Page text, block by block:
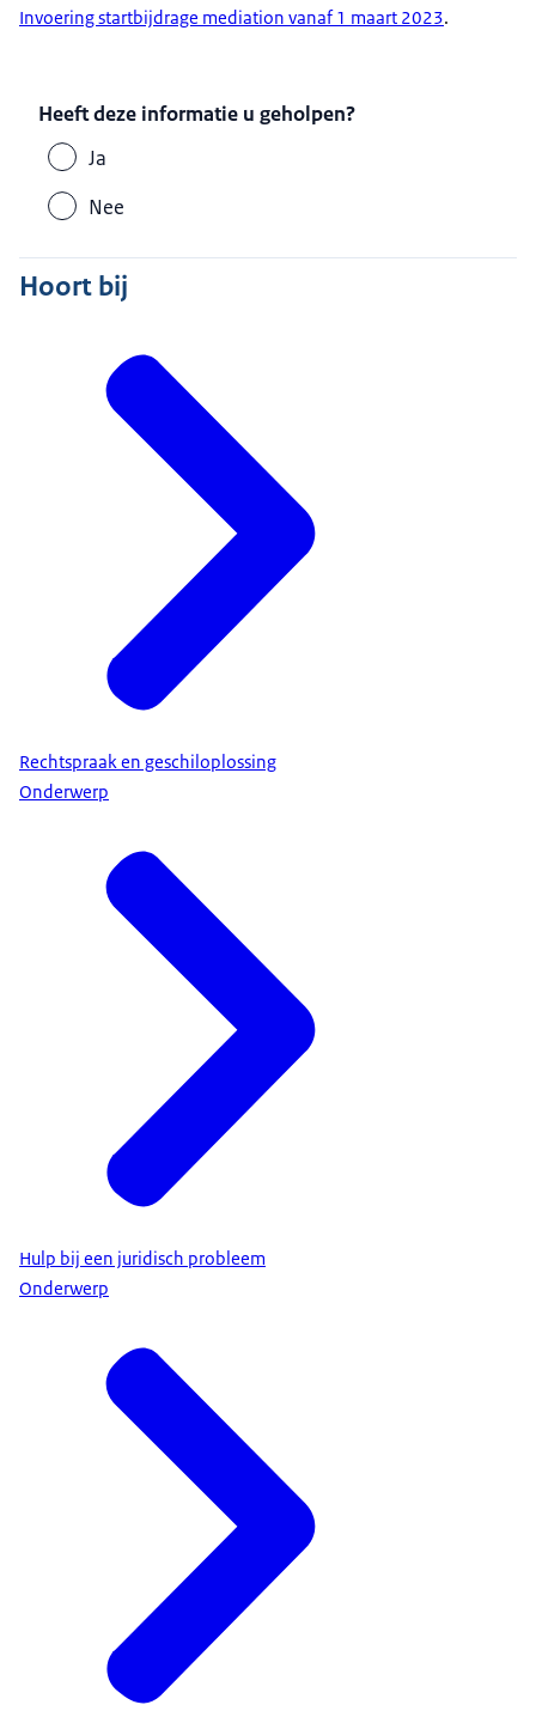
Invoering startbijdrage mediation vanaf 1 maart 2023.
Heeft deze informatie u geholpen?
Ja
Nee
Hoort bij
Rechtspraak en geschiloplossing
Onderwerp
Hulp bij een juridisch probleem
Onderwerp